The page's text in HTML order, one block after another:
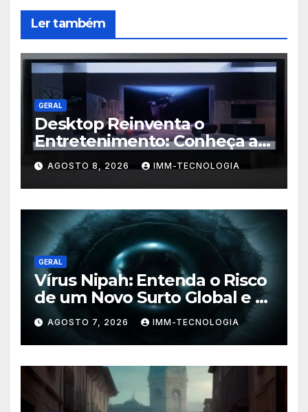
Ler também
GERAL
Desktop Reinventa o
Entretenimento: Conheça a
Nova Plataforma de
Streaming com TV ao Vivo e
Conteúdo On-Demand
AGOSTO 8, 2026 IMM-TECNOLOGIA
GERAL
Vírus Nipah: Entenda o Risco
de um Novo Surto Global e a
Preocupação dos
Especialistas
AGOSTO 7, 2026 IMM-TECNOLOGIA